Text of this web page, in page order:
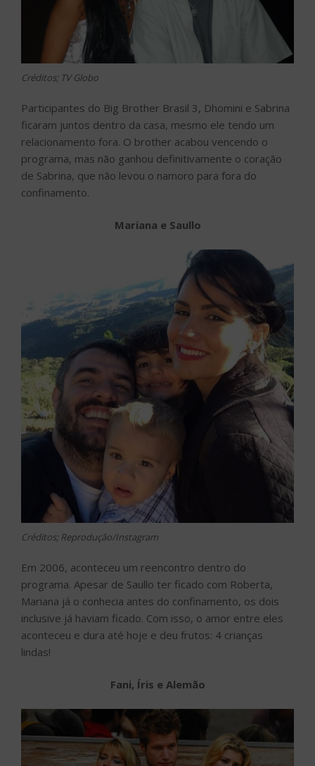
Créditos; TV Globo
Participantes do Big Brother Brasil 3, Dhomini e Sabrina
ficaram juntos dentro da casa, mesmo ele tendo um
relacionamento fora. O brother acabou vencendo o
programa, mas não ganhou definitivamente o coração
de Sabrina, que não levou o namoro para fora do
confinamento.
Mariana e Saullo
Créditos; Reprodução/Instagram
Em 2006, aconteceu um reencontro dentro do
programa. Apesar de Saullo ter ficado com Roberta,
Mariana já o conhecia antes do confinamento, os dois
inclusive já haviam ficado. Com isso, o amor entre eles
aconteceu e dura até hoje e deu frutos: 4 crianças
lindas!
Fani, Íris e Alemão